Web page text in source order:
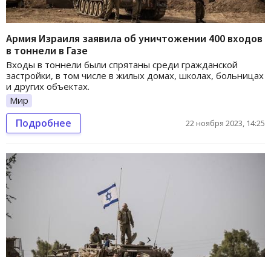
Армия Израиля заявила об уничтожении 400 входов
в тоннели в Газе
Входы в тоннели были спрятаны среди гражданской
застройки, в том числе в жилых домах, школах, больницах
и других объектах.
Мир
Подробнее 22 ноября 2023, 14:25